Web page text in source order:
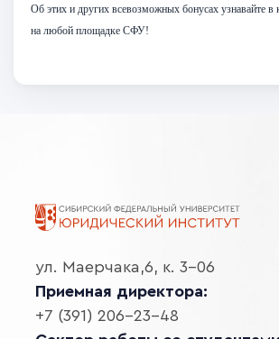
Об этих и других всевозможных бонусах узнавайте
на любой площадке СФУ!
ул. Маерчака,6, к. 3-06
Приемная директора:
+7 (391) 206-23-48